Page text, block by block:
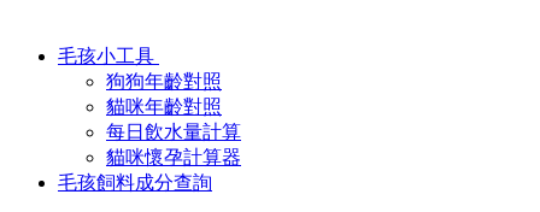
毛孩小工具
狗狗年齡對照
貓咪年齡對照
每日飲水量計算
貓咪懷孕計算器
毛孩飼料成分查詢